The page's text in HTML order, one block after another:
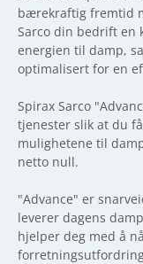
bærekraftig fremtid
Sarco din bedrift en
energien til damp,
optimalisert for en
Spirax Sarco
tjenester slik at du
mulighetene til
netto null.
"Advance" er
leverer dagens
hjelper deg med å